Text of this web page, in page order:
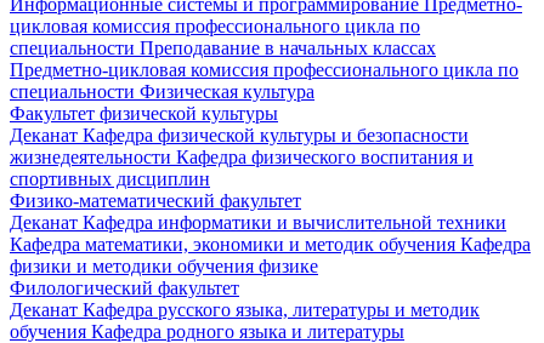
цикловая комиссия профессионального цикла по
специальности Преподавание в начальных классах
Предметно-цикловая комиссия профессионального цикла по
специальности Физическая культура
Факультет физической культуры
Деканат Кафедра физической культуры и безопасности
жизнедеятельности Кафедра физического воспитания и
спортивных дисциплин
Физико-математический факультет
Деканат Кафедра информатики и вычислительной техники
Кафедра математики, экономики и методик обучения Кафедра
физики и методики обучения физике
Филологический факультет
Деканат Кафедра русского языка, литературы и методик
обучения Кафедра родного языка и литературы